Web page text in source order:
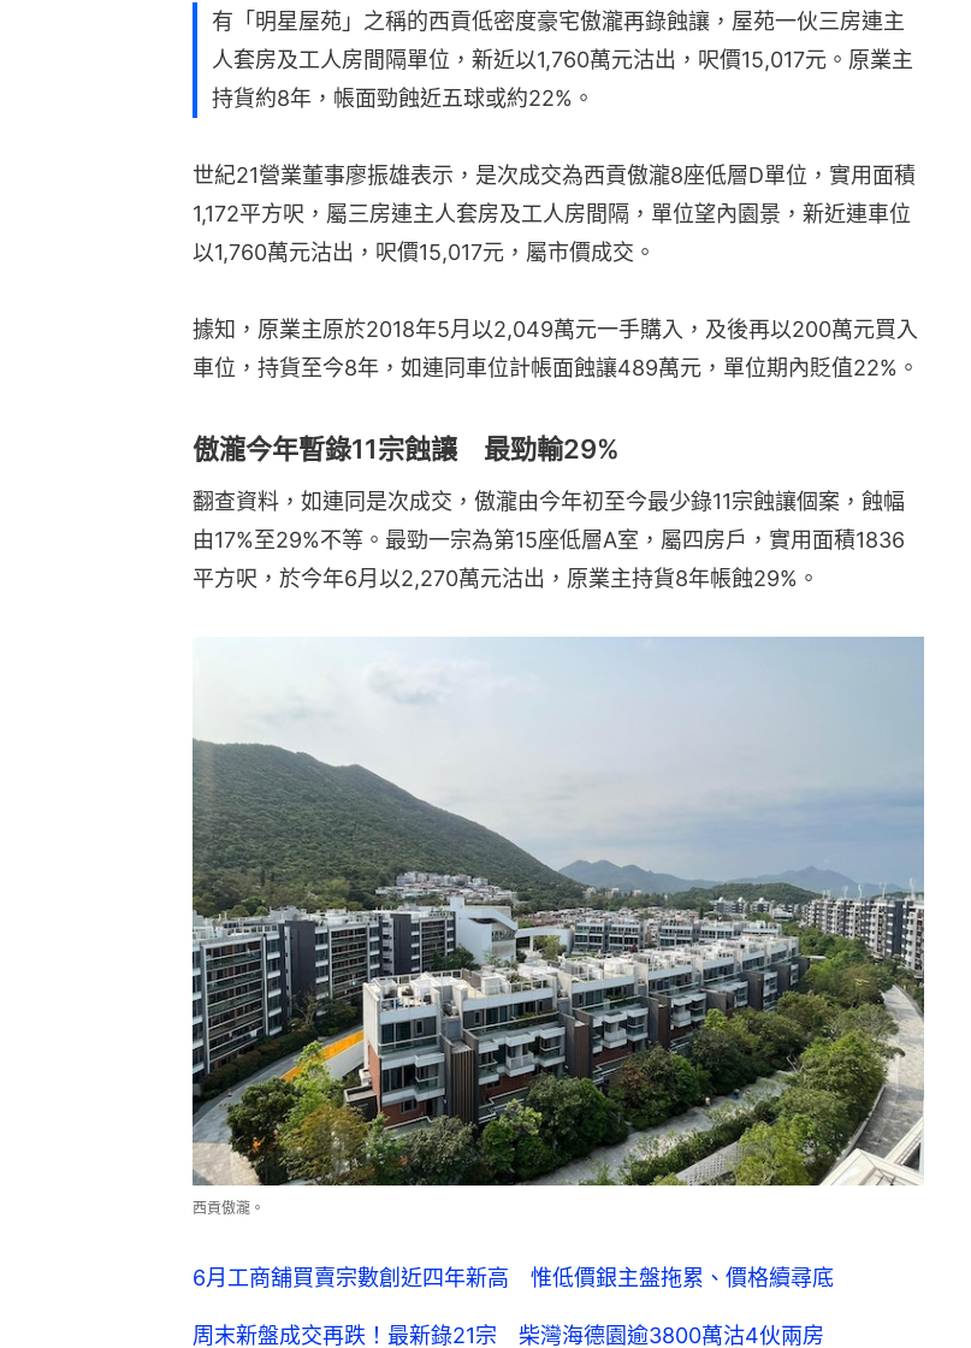
有「明星屋苑」之稱的西貢低密度豪宅傲瀧再錄蝕讓，屋苑一伙三房連主
人套房及工人房間隔單位，新近以1,760萬元沽出，呎價15,017元。原業主
持貨約8年，帳面勁蝕近五球或約22%。
世紀21營業董事廖振雄表示，是次成交為西貢傲瀧8座低層D單位，實用面積
1,172平方呎，屬三房連主人套房及工人房間隔，單位望內園景，新近連車位
以1,760萬元沽出，呎價15,017元，屬市價成交。
據知，原業主原於2018年5月以2,049萬元一手購入，及後再以200萬元買入
車位，持貨至今8年，如連同車位計帳面蝕讓489萬元，單位期內貶值22%。
傲瀧今年暫錄11宗蝕讓 最勁輸29%
翻查資料，如連同是次成交，傲瀧由今年初至今最少錄11宗蝕讓個案，蝕幅
由17%至29%不等。最勁一宗為第15座低層A室，屬四房戶，實用面積1836
平方呎，於今年6月以2,270萬元沽出，原業主持貨8年帳蝕29%。
西貢傲瀧。
6月工商舖買賣宗數創近四年新高 惟低價銀主盤拖累、價格續尋底
周末新盤成交再跌！最新錄21宗 柴灣海德園逾3800萬沽4伙兩房